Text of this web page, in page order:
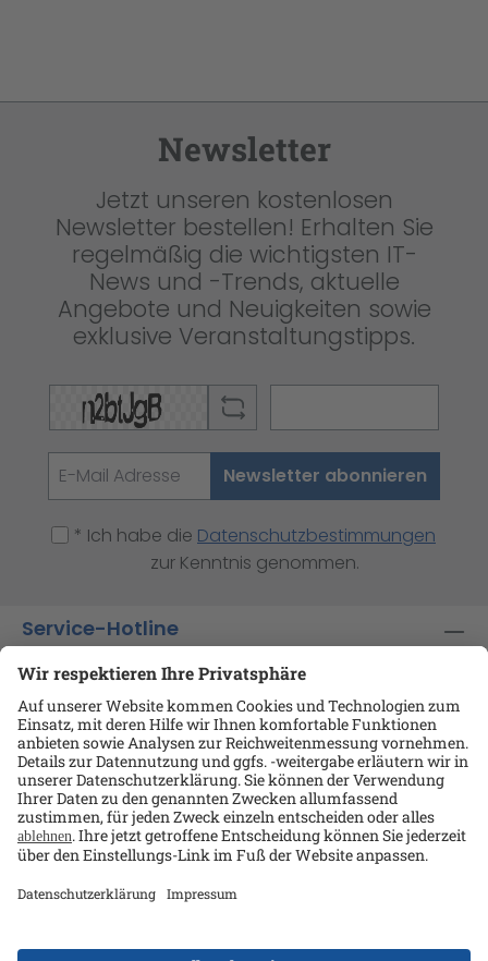
Newsletter
Jetzt unseren kostenlosen
Newsletter bestellen! Erhalten Sie
regelmäßig die wichtigsten IT-
News und -Trends, aktuelle
Angebote und Neuigkeiten sowie
exklusive Veranstaltungstipps.
Newsletter abonnieren
* Ich habe die Datenschutzbestimmungen
zur Kenntnis genommen.
Service-Hotline
Shop-Service
Informationen
Ansprechpartner
Kontakt